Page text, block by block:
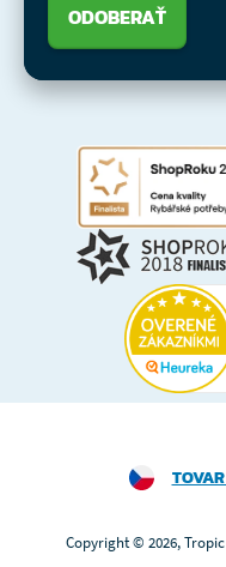
ODOBERAŤ
Copyright © 2026,